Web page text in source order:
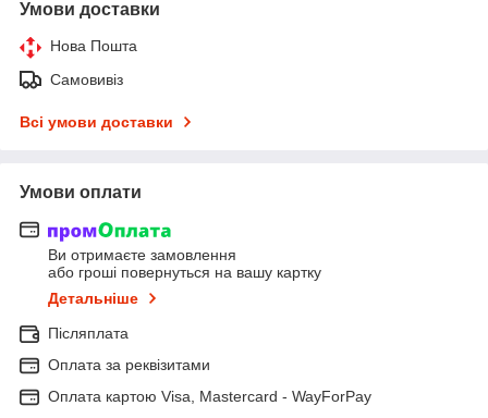
Умови доставки
Нова Пошта
Самовивіз
Всі умови доставки
Умови оплати
Ви отримаєте замовлення
або гроші повернуться на вашу картку
Детальніше
Післяплата
Оплата за реквізитами
Оплата картою Visa, Mastercard - WayForPay